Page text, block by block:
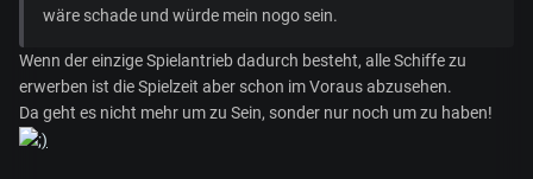
wäre schade und würde mein nogo sein.
Wenn der einzige Spielantrieb dadurch besteht, alle Schiffe zu
erwerben ist die Spielzeit aber schon im Voraus abzusehen.
Da geht es nicht mehr um zu Sein, sonder nur noch um zu haben!